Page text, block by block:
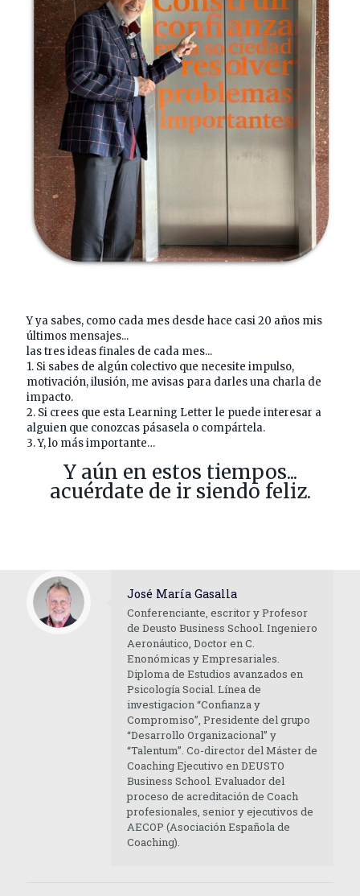
Y ya sabes, como cada mes desde hace casi 20 años mis
últimos mensajes...
las tres ideas finales de cada mes...
1. Si sabes de algún colectivo que necesite impulso,
motivación, ilusión, me avisas para darles una charla de
impacto.
2. Si crees que esta Learning Letter le puede interesar a
alguien que conozcas pásasela o compártela.
3. Y, lo más importante…
Y aún en estos tiempos...
acuérdate de ir siendo feliz.
José María Gasalla
Conferenciante, escritor y Profesor
de Deusto Business School. Ingeniero
Aeronáutico, Doctor en C.
Enonómicas y Empresariales.
Diploma de Estudios avanzados en
Psicología Social. Línea de
investigacion “Confianza y
Compromiso”, Presidente del grupo
“Desarrollo Organizacional” y
“Talentum”. Co-director del Máster de
Coaching Ejecutivo en DEUSTO
Business School. Evaluador del
proceso de acreditación de Coach
profesionales, senior y ejecutivos de
AECOP (Asociación Española de
Coaching).